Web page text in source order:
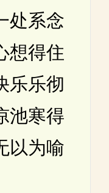
处系念
想得住
乐乐彻
池寒得
以为喻